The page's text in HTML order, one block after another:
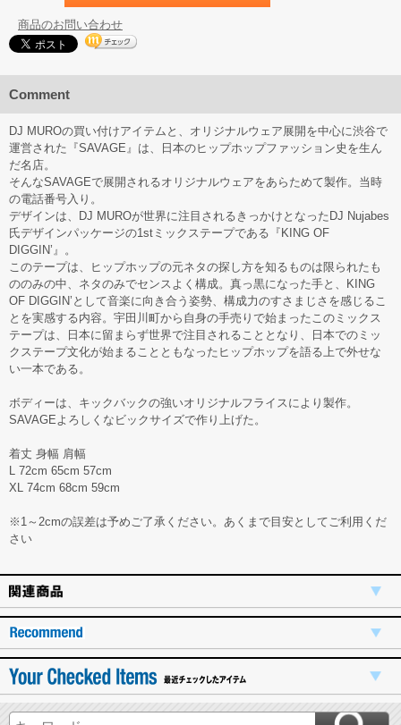
商品のお問い合わせ
Comment
DJ MUROの買い付けアイテムと、オリジナルウェア展開を中心に渋谷で
運営された『SAVAGE』は、日本のヒップホップファッション史を生ん
だ名店。
そんなSAVAGEで展開されるオリジナルウェアをあらためて製作。当時
の電話番号入り。
デザインは、DJ MUROが世界に注目されるきっかけとなったDJ Nujabes
氏デザインパッケージの1stミックステープである『KING OF
DIGGIN’』。
このテープは、ヒップホップの元ネタの探し方を知るものは限られたも
ののみの中、ネタのみでセンスよく構成。真っ黒になった手と、KING
OF DIGGIN’として音楽に向き合う姿勢、構成力のすさまじさを感じるこ
とを実感する内容。宇田川町から自身の手売りで始まったこのミックス
テープは、日本に留まらず世界で注目されることとなり、日本でのミッ
クステープ文化が始まることともなったヒップホップを語る上で外せな
い一本である。
ボディーは、キックバックの強いオリジナルフライスにより製作。
SAVAGEよろしくなビックサイズで作り上げた。
着丈 身幅 肩幅
L 72cm 65cm 57cm
XL 74cm 68cm 59cm
※1～2cmの誤差は予めご了承ください。あくまで目安としてご利用くだ
さい